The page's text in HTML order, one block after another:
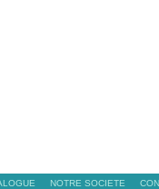
NOTRE SOCIETE